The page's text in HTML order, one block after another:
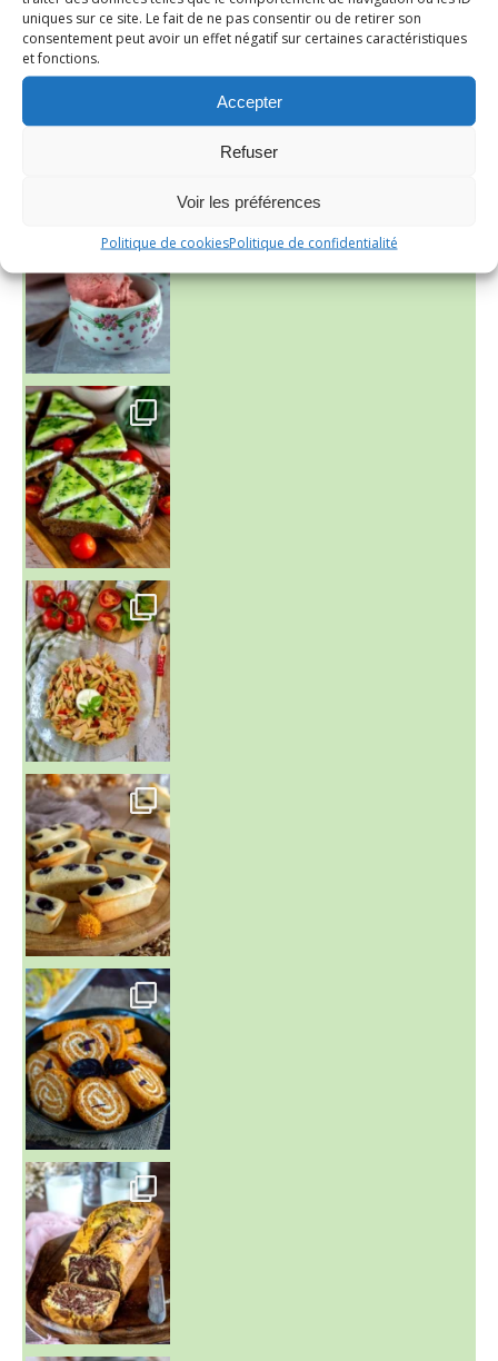
uniques sur ce site. Le fait de ne pas consentir ou de retirer son
consentement peut avoir un effet négatif sur certaines caractéristiques
et fonctions.
Accepter
Refuser
Voir les préférences
Politique de cookiesPolitique de confidentialité
~ SALADE DE PÂTES AUX DEUX TOMATES THON ET BURRA
~ FINANCIERS MYRTILLES ET CITRON ~
Aujourd'hu